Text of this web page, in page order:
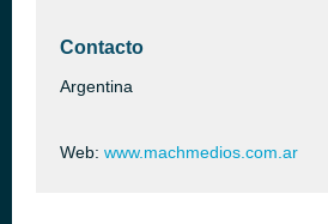
Contacto
Argentina
Web: www.machmedios.com.ar